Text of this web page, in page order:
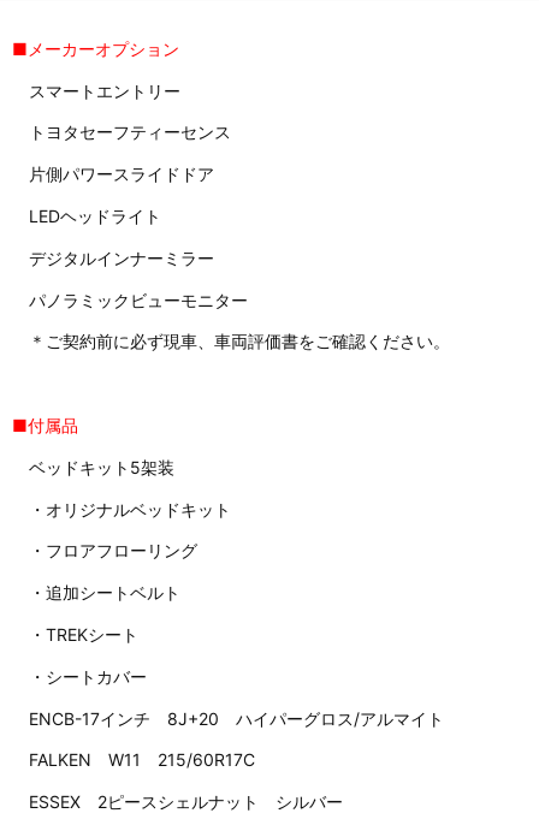
■メーカーオプション
スマートエントリー
トヨタセーフティーセンス
片側パワースライドドア
LEDヘッドライト
デジタルインナーミラー
パノラミックビューモニター
＊ご契約前に必ず現車、車両評価書をご確認ください。
■付属品
ベッドキット5架装
・オリジナルベッドキット
・フロアフローリング
・追加シートベルト
・TREKシート
・シートカバー
ENCB-17インチ 8J+20 ハイパーグロス/アルマイト
FALKEN W11 215/60R17C
ESSEX 2ピースシェルナット シルバー